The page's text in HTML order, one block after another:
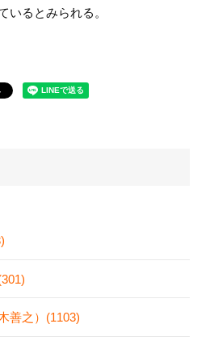
いるとみられる。
善之）(1103)